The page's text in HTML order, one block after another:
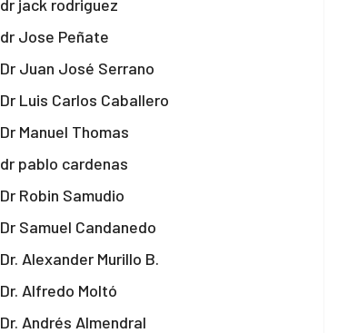
dr jack rodriguez
dr Jose Peñate
Dr Juan José Serrano
Dr Luis Carlos Caballero
Dr Manuel Thomas
dr pablo cardenas
Dr Robin Samudio
Dr Samuel Candanedo
Dr. Alexander Murillo B.
Dr. Alfredo Moltó
Dr. Andrés Almendral